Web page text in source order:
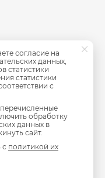
согласие на
данных,
статистики
статистики
с
обработку
данных в
сайт.
с политикой их